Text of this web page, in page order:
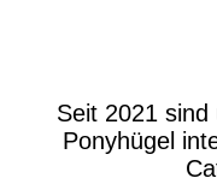
Seit 2021
Ponyhügel